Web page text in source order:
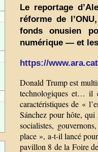
Le reportage
réforme de
fonds onusien
numérique — et
https://
Donald Trump est
technologiques et… il
caractéristiques de «
Sánchez pour hôte, qui
socialistes,
place », a-t-il lancé
pavillon 8 de la Foire